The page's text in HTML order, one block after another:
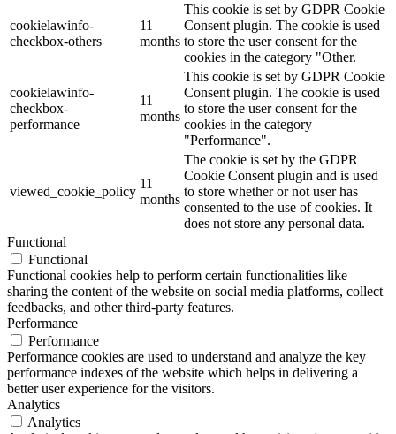
cookielawinfo-
checkbox-others
11
months
This cookie is set by GDPR Cookie
Consent plugin. The cookie is used
to store the user consent for the
cookies in the category "Other.
cookielawinfo-
checkbox-
performance
11
months
This cookie is set by GDPR Cookie
Consent plugin. The cookie is used
to store the user consent for the
cookies in the category
"Performance".
viewed_cookie_policy
11
months
The cookie is set by the GDPR
Cookie Consent plugin and is used
to store whether or not user has
consented to the use of cookies. It
does not store any personal data.
Functional
Functional
Functional cookies help to perform certain functionalities like
sharing the content of the website on social media platforms, collect
feedbacks, and other third-party features.
Performance
Performance
Performance cookies are used to understand and analyze the key
performance indexes of the website which helps in delivering a
better user experience for the visitors.
Analytics
Analytics